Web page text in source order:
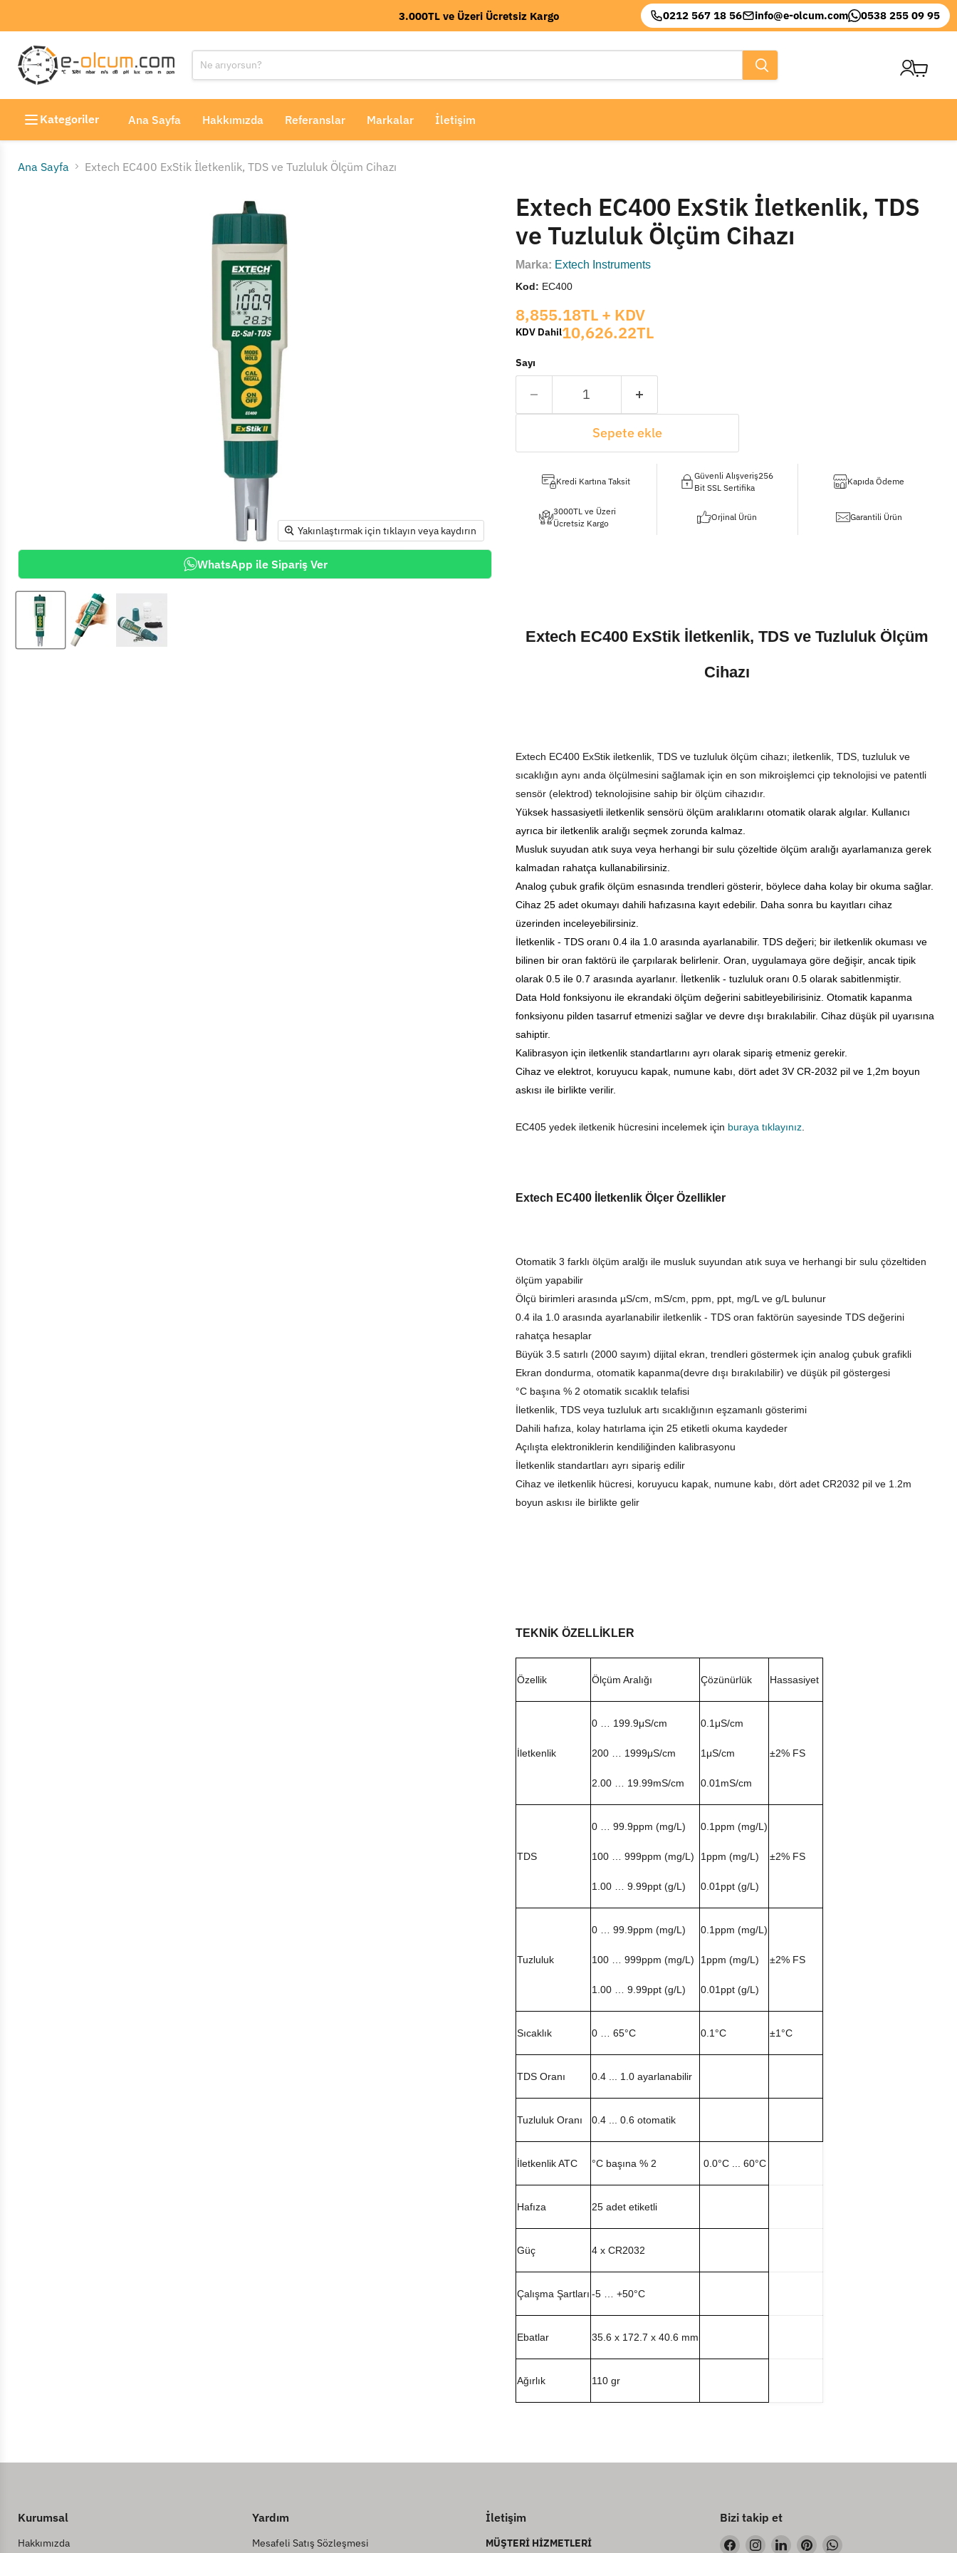
3.000TL ve Üzeri Ücretsiz Kargo 0212 567 18 56 info@e-olcum.com 0538 255 09 95
Kategoriler
Ana Sayfa Hakkımızda Referanslar Markalar İletişim
Ana Sayfa Extech EC400 ExStik İletkenlik, TDS ve Tuzluluk Ölçüm Cihazı
Yakınlaştırmak için tıklayın veya kaydırın
WhatsApp ile Sipariş Ver
Extech EC400 ExStik İletkenlik, TDS
ve Tuzluluk Ölçüm Cihazı
Marka: Extech Instruments
Kod: EC400
Mevcut fiyat
8,855.18TL + KDV
KDV Dahil10,626.22TL
Sayı
Sepete ekle
Kredi Kartına Taksit
Güvenli Alışveriş256
Bit SSL Sertifika
Kapıda Ödeme
3000TL ve Üzeri
Ücretsiz Kargo
Orjinal Ürün Garantili Ürün
Extech EC400 ExStik İletkenlik, TDS ve Tuzluluk Ölçüm
Cihazı
Extech EC400 ExStik iletkenlik, TDS ve tuzluluk ölçüm cihazı; iletkenlik, TDS, tuzluluk ve
sıcaklığın aynı anda ölçülmesini sağlamak için en son mikroişlemci çip teknolojisi ve patentli
sensör (elektrod) teknolojisine sahip bir ölçüm cihazıdır.
Yüksek hassasiyetli iletkenlik sensörü ölçüm aralıklarını otomatik olarak algılar. Kullanıcı
ayrıca bir iletkenlik aralığı seçmek zorunda kalmaz.
Musluk suyudan atık suya veya herhangi bir sulu çözeltide ölçüm aralığı ayarlamanıza gerek
kalmadan rahatça kullanabilirsiniz.
Analog çubuk grafik ölçüm esnasında trendleri gösterir, böylece daha kolay bir okuma sağlar.
Cihaz 25 adet okumayı dahili hafızasına kayıt edebilir. Daha sonra bu kayıtları cihaz
üzerinden inceleyebilirsiniz.
İletkenlik - TDS oranı 0.4 ila 1.0 arasında ayarlanabilir. TDS değeri; bir iletkenlik okuması ve
bilinen bir oran faktörü ile çarpılarak belirlenir. Oran, uygulamaya göre değişir, ancak tipik
olarak 0.5 ile 0.7 arasında ayarlanır. İletkenlik - tuzluluk oranı 0.5 olarak sabitlenmiştir.
Data Hold fonksiyonu ile ekrandaki ölçüm değerini sabitleyebilirisiniz. Otomatik kapanma
fonksiyonu pilden tasarruf etmenizi sağlar ve devre dışı bırakılabilir. Cihaz düşük pil uyarısına
sahiptir.
Kalibrasyon için iletkenlik standartlarını ayrı olarak sipariş etmeniz gerekir.
Cihaz ve elektrot, koruyucu kapak, numune kabı, dört adet 3V CR-2032 pil ve 1,2m boyun
askısı ile birlikte verilir.
EC405 yedek iletkenik hücresini incelemek için buraya tıklayınız.
Extech EC400 İletkenlik Ölçer Özellikler
Otomatik 3 farklı ölçüm aralğı ile musluk suyundan atık suya ve herhangi bir sulu çözeltiden
ölçüm yapabilir
Ölçü birimleri arasında µS/cm, mS/cm, ppm, ppt, mg/L ve g/L bulunur
0.4 ila 1.0 arasında ayarlanabilir iletkenlik - TDS oran faktörün sayesinde TDS değerini
rahatça hesaplar
Büyük 3.5 satırlı (2000 sayım) dijital ekran, trendleri göstermek için analog çubuk grafikli
Ekran dondurma, otomatik kapanma(devre dışı bırakılabilir) ve düşük pil göstergesi
°C başına % 2 otomatik sıcaklık telafisi
İletkenlik, TDS veya tuzluluk artı sıcaklığının eşzamanlı gösterimi
Dahili hafıza, kolay hatırlama için 25 etiketli okuma kaydeder
Açılışta elektroniklerin kendiliğinden kalibrasyonu
İletkenlik standartları ayrı sipariş edilir
Cihaz ve iletkenlik hücresi, koruyucu kapak, numune kabı, dört adet CR2032 pil ve 1.2m
boyun askısı ile birlikte gelir
TEKNİK ÖZELLİKLER
Özellik Ölçüm Aralığı Çözünürlük Hassasiyet
İletkenlik
0 … 199.9μS/cm
200 … 1999μS/cm
2.00 … 19.99mS/cm
0.1μS/cm
1μS/cm
0.01mS/cm
±2% FS
TDS
0 … 99.9ppm (mg/L)
100 … 999ppm (mg/L)
1.00 … 9.99ppt (g/L)
0.1ppm (mg/L)
1ppm (mg/L)
0.01ppt (g/L)
±2% FS
Tuzluluk
0 … 99.9ppm (mg/L)
100 … 999ppm (mg/L)
1.00 … 9.99ppt (g/L)
0.1ppm (mg/L)
1ppm (mg/L)
0.01ppt (g/L)
±2% FS
Sıcaklık 0 … 65°C 0.1°C ±1°C
TDS Oranı 0.4 ... 1.0 ayarlanabilir
Tuzluluk Oranı 0.4 ... 0.6 otomatik
İletkenlik ATC °C başına % 2 0.0°C ... 60°C
Hafıza 25 adet etiketli
Güç 4 x CR2032
Çalışma Şartları -5 … +50°C
Ebatlar 35.6 x 172.7 x 40.6 mm
Ağırlık 110 gr
Kurumsal
Hakkımızda
Yardım
Mesafeli Satış Sözleşmesi
İletişim
MÜŞTERİ HİZMETLERİ
Bizi takip et
Bizi Bizi Bizi Bizi Bizi